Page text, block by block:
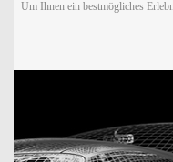
Um Ihnen ein bestmögliches